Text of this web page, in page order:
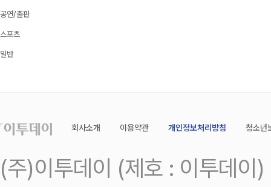
공연/출판
스포츠
일반
회사소개 이용약관 개인정보처리방침 청소년
(주)이투데이 (제호 : 이투데